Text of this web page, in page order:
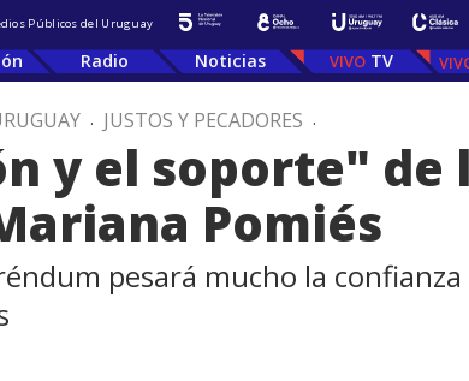
Públicos del Uruguay
Radio Noticias TV
. JUSTOS Y PECADORES .
y el soporte" de
Pomiés
pesará mucho la